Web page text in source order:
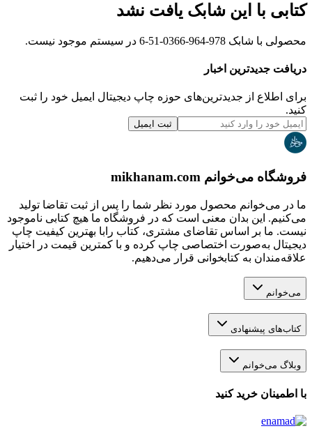
کتابی با این شابک یافت نشد
محصولی با شابک 978-964-0366-51-6 در سیستم موجود نیست.
دریافت جدیدترین‌ اخبار
برای اطلاع از جدیدترین‌های حوزه چاپ دیجیتال ایمیل خود را ثبت
کنید.
ثبت ایمیل
فروشگاه می‌خوانم mikhanam.com
ما در می‌خوانم محصول مورد نظر شما را پس از ثبت تقاضا تولید
می‌کنیم. این بدان معنی است که در فروشگاه ما هیچ کتابی ناموجود
نیست. ما بر اساس تقاضای مشتری، کتاب رابا بهترین کیفیت چاپ
دیجیتال به‌صورت اختصاصی چاپ کرده و با کمترین قیمت در اختیار
علاقه‌مندان به کتابخوانی قرار می‌دهیم.
می‌خوانم
کتاب‌های پیشنهادی
وبلاگ می‌خوانم
با اطمینان خرید کنید